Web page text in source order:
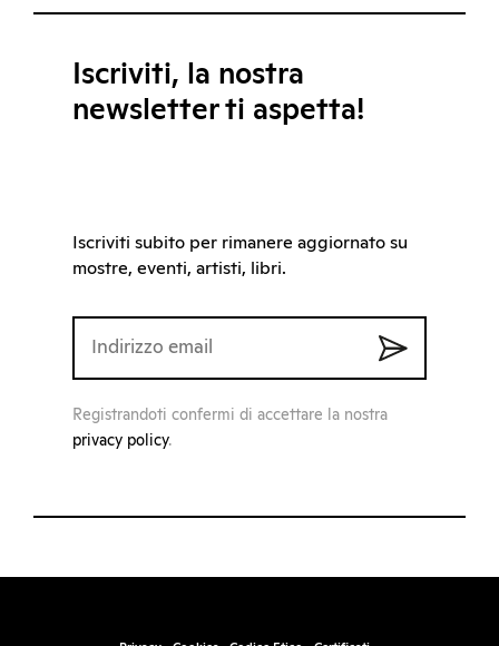
Iscriviti, la nostra
newsletter ti aspetta!
Iscriviti subito per rimanere aggiornato su
mostre, eventi, artisti, libri.
Registrandoti confermi di accettare la nostra
privacy policy.